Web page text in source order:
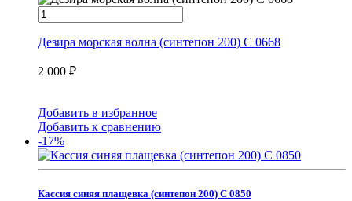
Дезира морская волна (синтепон 200) С 0668
2 000 ₽
Добавить в избранное
Добавить к сравнению
-17%
Кассия синяя плащевка (синтепон 200) С 0850